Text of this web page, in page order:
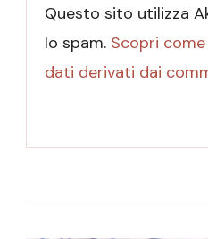
Questo sito utilizza
lo spam. Scopri
dati derivati dai